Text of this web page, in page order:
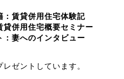
：賃貸併用住宅体験記
貸併用住宅概要セミナー
：妻へのインタビュー
レゼントしています。